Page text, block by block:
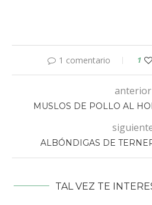
1 comentario 1
anterior
MUSLOS DE POLLO AL
ALBÓNDIGAS DE
TAL VEZ TE